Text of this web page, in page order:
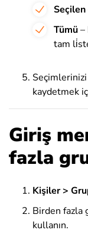
Seçilen
Tümü–
tam
kaydetmek
Giriş
fazla
Kişiler >
Birden fazla
kullanın.